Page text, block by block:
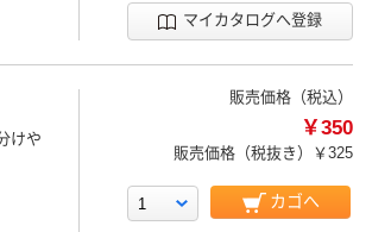
マイカタログへ登録
けや
販売価格（税込）
￥350
販売価格（税抜き） ￥325
カゴへ